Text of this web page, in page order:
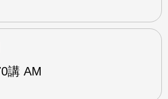
講 AM